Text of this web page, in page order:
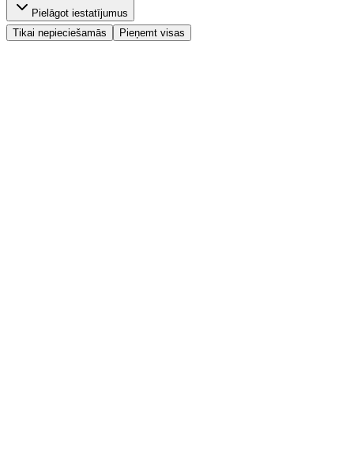
Pielāgot iestatījumus
Tikai nepieciešamās
Pieņemt visas